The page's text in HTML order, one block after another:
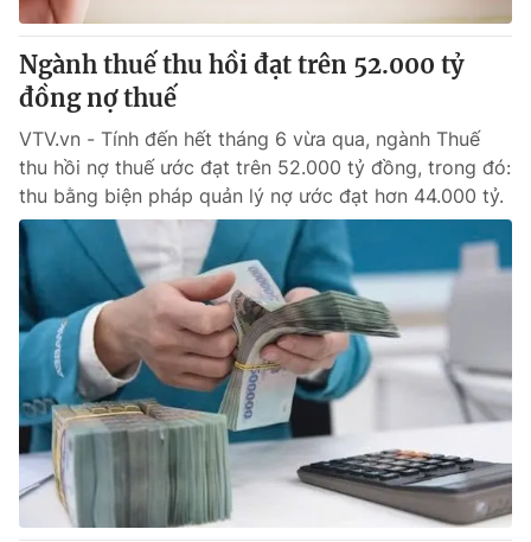
Ngành thuế thu hồi đạt trên 52.000 tỷ
đồng nợ thuế
VTV.vn - Tính đến hết tháng 6 vừa qua, ngành Thuế
thu hồi nợ thuế ước đạt trên 52.000 tỷ đồng, trong đó:
thu bằng biện pháp quản lý nợ ước đạt hơn 44.000 tỷ.